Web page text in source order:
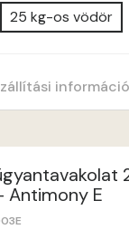
Anticred E
Apple E
25 kg-os vödör
Antimony E